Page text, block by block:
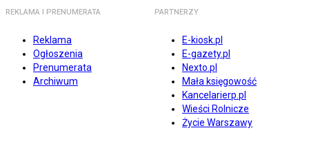
REKLAMA I PRENUMERATA
Reklama
Ogłoszenia
Prenumerata
Archiwum
PARTNERZY
E-kiosk.pl
E-gazety.pl
Nexto.pl
Mała księgowość
Kancelarierp.pl
Wieści Rolnicze
Życie Warszawy